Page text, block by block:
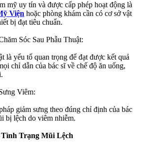
mỹ uy tín và được cấp phép hoạt động là
Viện hoặc phòng khám cần có cơ sở vật
bị đạt tiêu chuẩn.
Sóc Sau Phẫu Thuật:
là yếu tố quan trọng để đạt được kết quả
chỉ dẫn của bác sĩ về chế độ ăn uống,
Viêm:
giảm sưng theo đúng chỉ định của bác
bị lệch do viêm nhiễm.
Trạng Mũi Lệch